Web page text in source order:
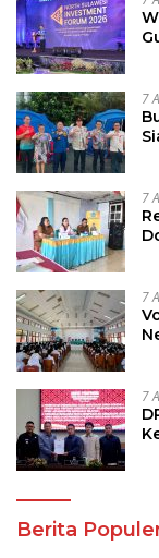
7
7
7
7
Berita